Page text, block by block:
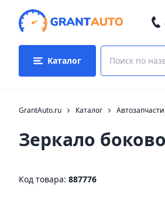
Каталог
GrantAuto.ru Каталог
Зеркало
Код товара: 887776